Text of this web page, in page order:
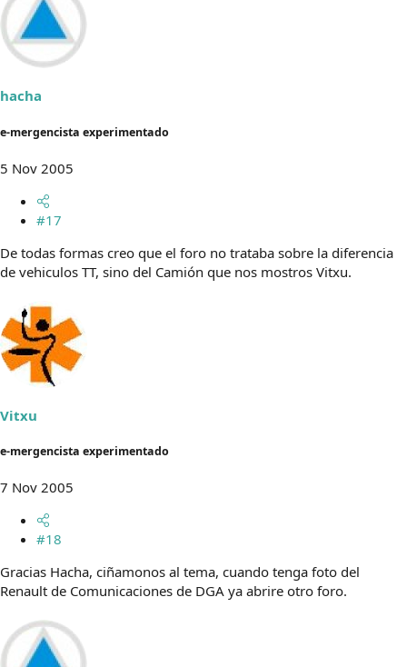
hacha
e-mergencista experimentado
5 Nov 2005
#17
De todas formas creo que el foro no trataba sobre la diferencia
de vehiculos TT, sino del Camión que nos mostros Vitxu.
Vitxu
e-mergencista experimentado
7 Nov 2005
#18
Gracias Hacha, ciñamonos al tema, cuando tenga foto del
Renault de Comunicaciones de DGA ya abrire otro foro.